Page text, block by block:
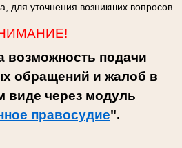
для уточнения возникших вопросов.
возможность подачи
обращений и жалоб в
виде через модуль
правосудие".